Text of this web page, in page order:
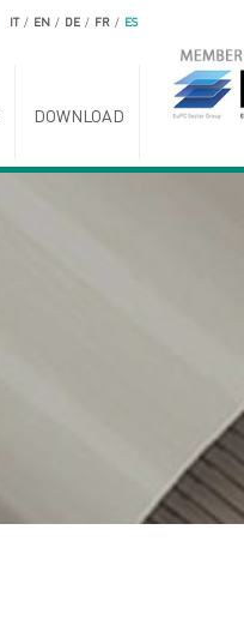
IT / EN / DE / FR / ES
DOWNLOAD